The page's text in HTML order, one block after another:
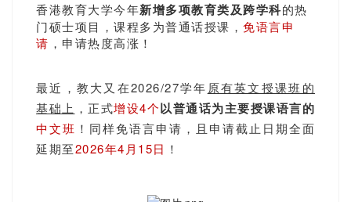
香港教育大学今年新增多项教育类及跨学科的热
门硕士项目，课程多为普通话授课， 免语言申
请 ，申请热度高涨！
最近，教大又在2026/27学年 原有英文授课班的
基础上 ，正式增设4个以普通话为主要授课语言的
中文班 ！同样免语言申请， 且申请截止日期全面
延期至2026年4月15日 ！